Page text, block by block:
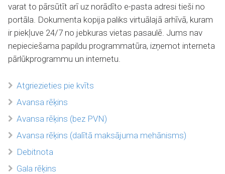
varat to pārsūtīt arī uz norādīto e-pasta adresi tieši no
portāla. Dokumenta kopija paliks virtuālajā arhīvā, kuram
ir piekļuve 24/7 no jebkuras vietas pasaulē. Jums nav
nepieciešama papildu programmatūra, izņemot interneta
pārlūkprogrammu un internetu.
Atgriezieties pie kvīts
Avansa rēķins
Avansa rēķins (bez PVN)
Avansa rēķins (dalītā maksājuma mehānisms)
Debitnota
Gala rēķins